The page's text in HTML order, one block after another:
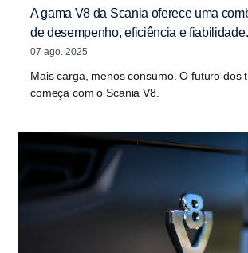
A gama V8 da Scania oferece uma
de desempenho, eficiência e fiabilidade.
07 ago. 2025
Mais carga, menos consumo. O futuro dos
começa com o Scania V8.